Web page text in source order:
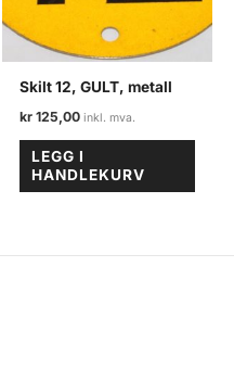
Skilt 12, GULT, metall
kr 125,00
LEGG I
HANDLEKURV